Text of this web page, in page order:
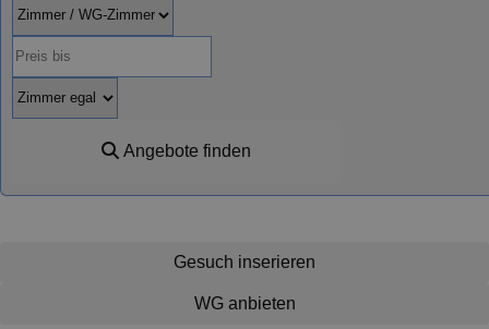
Angebote finden
Gesuch inserieren
WG anbieten